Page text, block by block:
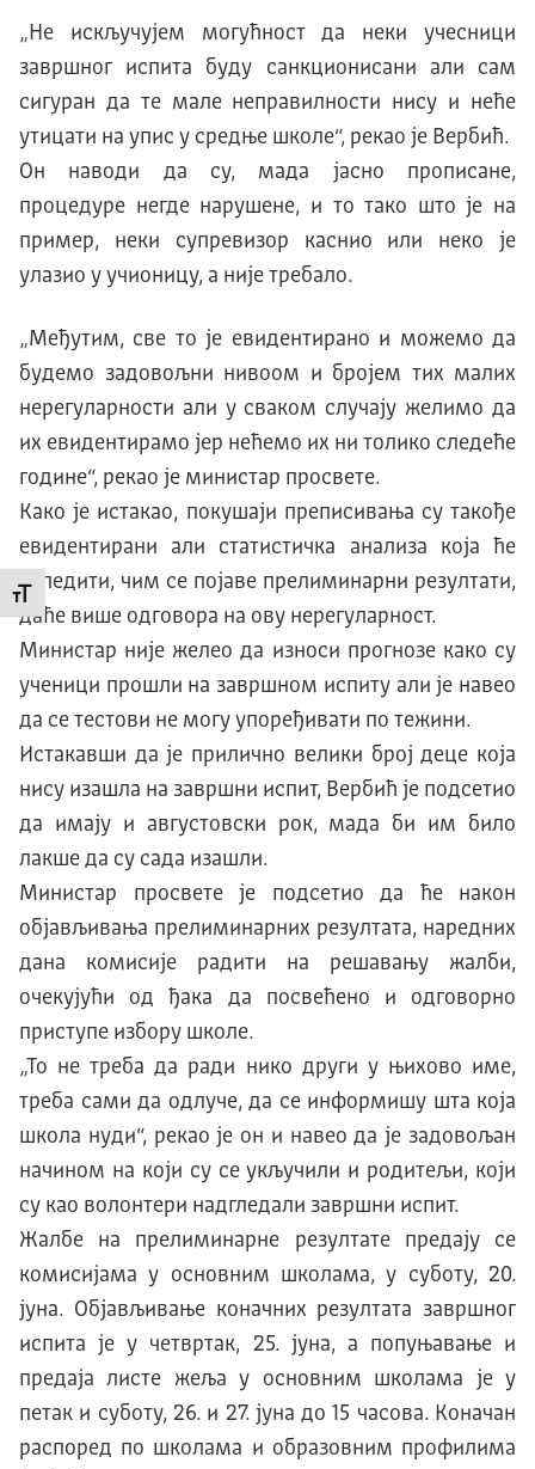
Промени величину слова
„Не искључујем могућност да неки учесници
завршног испита буду санкционисани али сам
сигуран да те мале неправилности нису и неће
утицати на упис у средње школе“, рекао је Вербић.
Он наводи да су, мада јасно прописане,
процедуре негде нарушене, и то тако што је на
пример, неки супревизор каснио или неко је
улазио у учионицу, а није требало.
„Међутим, све то је евидентирано и можемо да
будемо задовољни нивоом и бројем тих малих
нерегуларности али у сваком случају желимо да
их евидентирамо јер нећемо их ни толико следеће
године“, рекао је министар просвете.
Како је истакао, покушаји преписивања су такође
евидентирани али статистичка анализа која ће
уследити, чим се појаве прелиминарни резултати,
даће више одговора на ову нерегуларност.
Министар није желео да износи прогнозе како су
ученици прошли на завршном испиту али је навео
да се тестови не могу упоређивати по тежини.
Истакавши да је прилично велики број деце која
нису изашла на завршни испит, Вербић је подсетио
да имају и августовски рок, мада би им било
лакше да су сада изашли.
Министар просвете је подсетио да ће након
објављивања прелиминарних резултата, наредних
дана комисије радити на решавању жалби,
очекујући од ђака да посвећено и одговорно
приступе избору школе.
„То не треба да ради нико други у њихово име,
треба сами да одлуче, да се информишу шта која
школа нуди“, рекао је он и навео да је задовољан
начином на који су се укључили и родитељи, који
су као волонтери надгледали завршни испит.
Жалбе на прелиминарне резултате предају се
комисијама у основним школама, у суботу, 20.
јуна. Објављивање коначних резултата завршног
испита је у четвртак, 25. јуна, а попуњавање и
предаја листе жеља у основним школама је у
петак и суботу, 26. и 27. јуна до 15 часова. Коначан
распоред по школама и образовним профилима